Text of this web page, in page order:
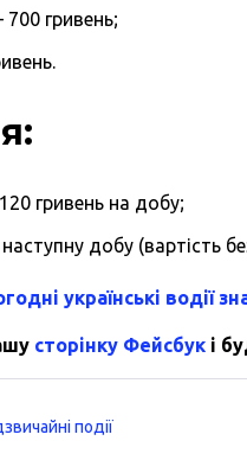
гривень;
гривень на добу;
добу (вартість
українські водії
сторінку Фейсбук і
події